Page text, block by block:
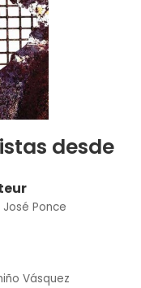
desde
José Ponce
Vásquez